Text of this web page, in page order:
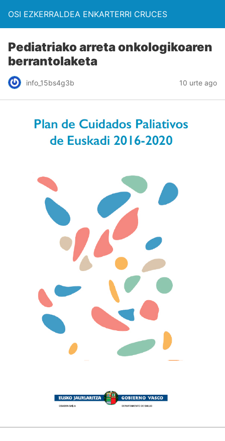
OSI EZKERRALDEA ENKARTERRI CRUCES
Pediatriako arreta onkologikoaren
berrantolaketa
info_15bs4g3b 10 urte ago